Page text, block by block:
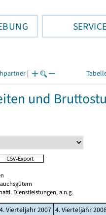
|
und
Dienstleistungen, a.n.g.
4. Vierteljahr 2007 4. Vierteljahr